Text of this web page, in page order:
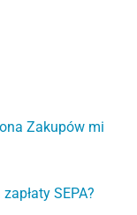
Zakupów mi
SEPA?